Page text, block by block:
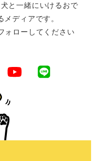
と一緒にいけるおで
ディアです。
ォローしてください